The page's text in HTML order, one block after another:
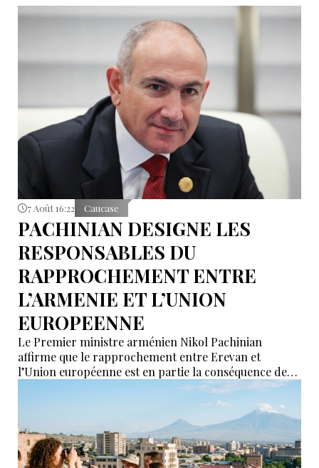
7 Août 16:22 Caucase
PACHINIAN DESIGNE LES
RESPONSABLES DU
RAPPROCHEMENT ENTRE
L’ARMENIE ET L’UNION
EUROPEENNE
Le Premier ministre arménien Nikol Pachinian
affirme que le rapprochement entre Erevan et
l’Union européenne est en partie la conséquence des
déclarations de certains partenaires de l’Union
économique eurasiatique (UEEA), qui auraient affirmé
que l’Arménie « n’était nécessaire à personne ». Selon
lui, ces propos ont poussé Erevan à rechercher de
nouvelles alternatives économiques et diplomatiques.